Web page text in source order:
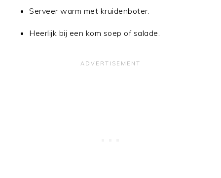
Serveer warm met kruidenboter.
Heerlijk bij een kom soep of salade.